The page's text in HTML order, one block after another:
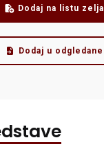
Dodaj na listu zelja
Dodaj u odgledane